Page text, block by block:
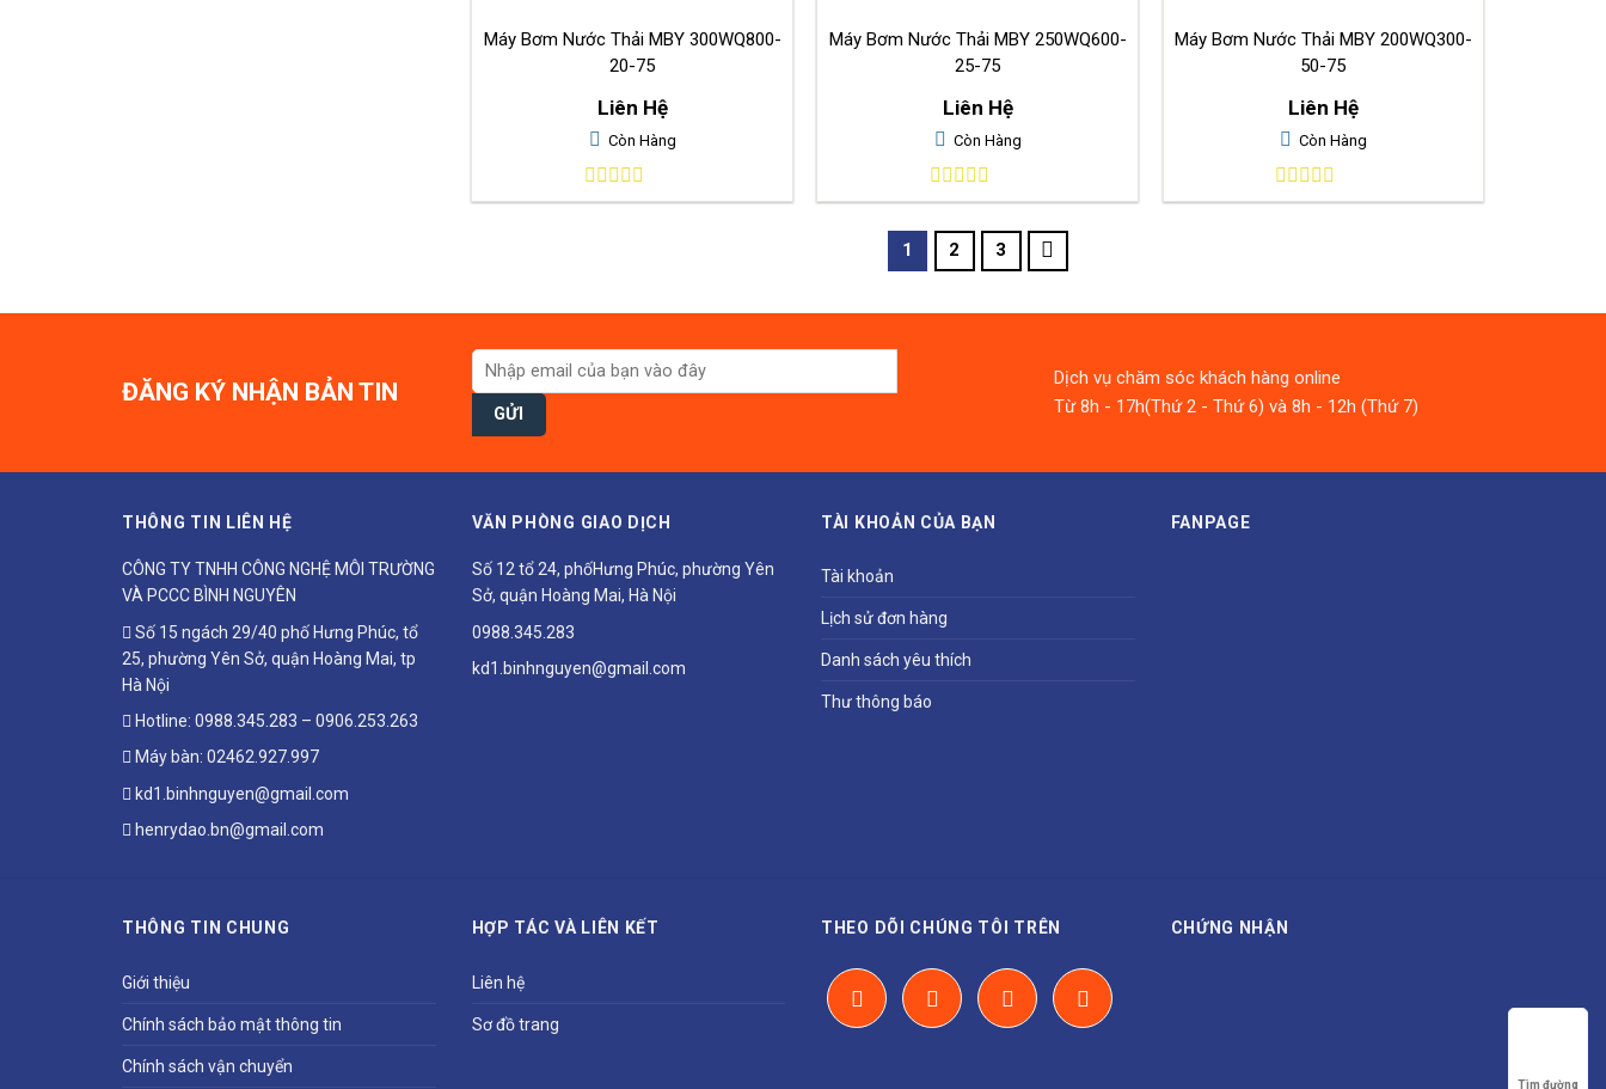
Máy Bơm Nước Thải MBY 300WQ800-
20-75
Liên Hệ
Còn Hàng
0
Máy Bơm Nước Thải MBY 250WQ600-
25-75
Liên Hệ
Còn Hàng
0
Máy Bơm Nước Thải MBY 200WQ300-
50-75
Liên Hệ
Còn Hàng
0
1 2 3
ĐĂNG KÝ NHẬN BẢN TIN
Dịch vụ chăm sóc khách hàng online
Từ 8h - 17h(Thứ 2 - Thứ 6) và 8h - 12h (Thứ 7)
THÔNG TIN LIÊN HỆ
CÔNG TY TNHH CÔNG NGHỆ MÔI TRƯỜNG
VÀ PCCC BÌNH NGUYÊN
Số 15 ngách 29/40 phố Hưng Phúc, tổ
25, phường Yên Sở, quận Hoàng Mai, tp
Hà Nội
Hotline: 0988.345.283 – 0906.253.263
Máy bàn: 02462.927.997
kd1.binhnguyen@gmail.com
henrydao.bn@gmail.com
VĂN PHÒNG GIAO DỊCH
Số 12 tổ 24, phốHưng Phúc, phường Yên
Sở, quận Hoàng Mai, Hà Nội
0988.345.283
kd1.binhnguyen@gmail.com
TÀI KHOẢN CỦA BẠN
Tài khoản
Lịch sử đơn hàng
Danh sách yêu thích
Thư thông báo
FANPAGE
THÔNG TIN CHUNG
Giới thiệu
Chính sách bảo mật thông tin
Chính sách vận chuyển
HỢP TÁC VÀ LIÊN KẾT
Liên hệ
Sơ đồ trang
THEO DÕI CHÚNG TÔI TRÊN CHỨNG NHẬN
Tìm đường